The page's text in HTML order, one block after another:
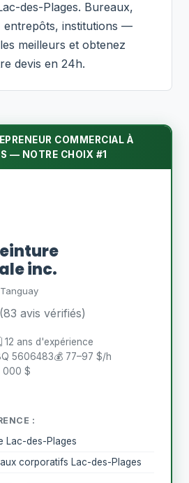
des-Plages. Bureaux,
entrepôts, institutions —
meilleurs et obtenez
devis en 24h.
COMMERCIAL À
— NOTRE CHOIX #1
inc.
(83 avis vérifiés)
12 ans d'expérience
5606483💰 77–97 $/h
000 $
:
Lac-des-Plages
corporatifs Lac-des-Plages